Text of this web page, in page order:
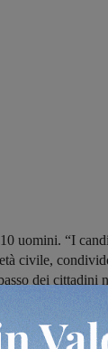
uomini. “I
civile,
dei cittadini
la lista di